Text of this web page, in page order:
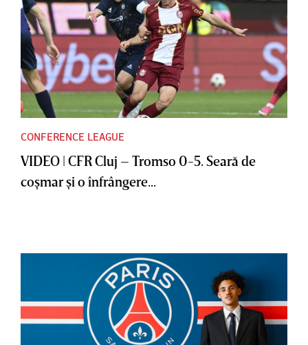
CONFERENCE LEAGUE
VIDEO | CFR Cluj – Tromso 0-5. Seară de
coşmar şi o înfrângere...